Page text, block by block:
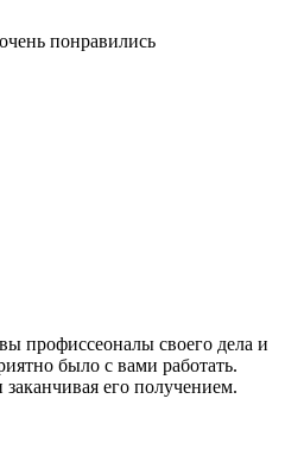
понравились
профиссеоналы своего дела и
было с вами работать.
его получением.